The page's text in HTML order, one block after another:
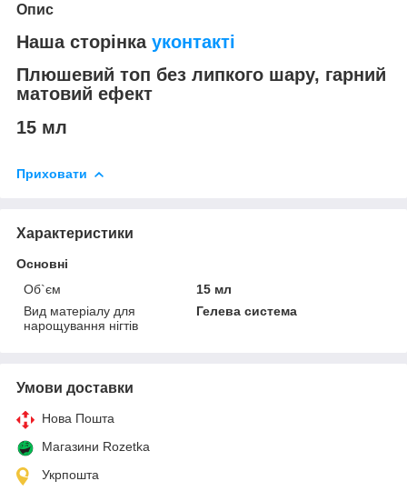
Опис
Наша сторінка уконтакті
Плюшевий топ без липкого шару, гарний
матовий ефект
15 мл
Приховати
Характеристики
Основні
Об`єм
15 мл
Вид матеріалу для
нарощування нігтів
Гелева система
Умови доставки
Нова Пошта
Магазини Rozetka
Укрпошта